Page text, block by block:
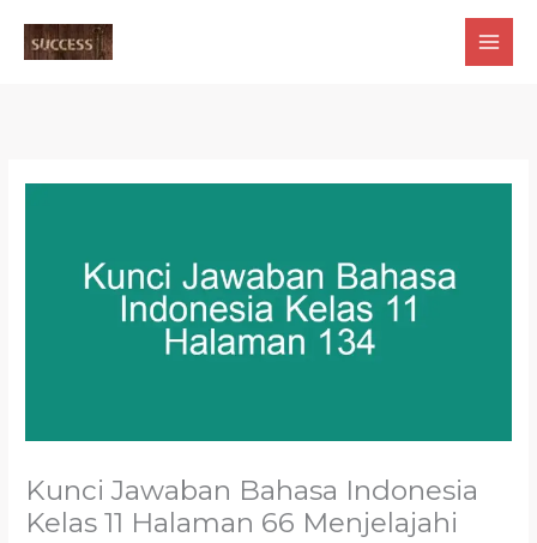
Kunci Jawaban Bahasa Indonesia
Kelas 11 Halaman 66 Menjelajahi